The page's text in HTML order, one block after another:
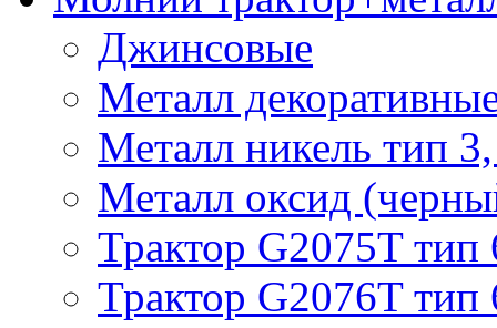
Джинсовые
Металл
Металл никель тип
Металл оксид
Трактор G2075T тип
Трактор G2076T тип